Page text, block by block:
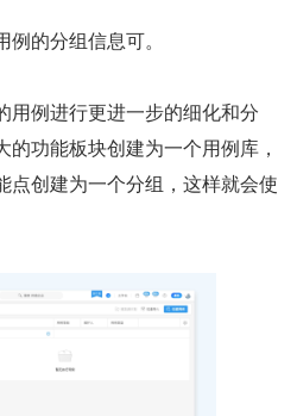
的分组信息可。
用例进行更进一步的细化和分
功能板块创建为一个用例库，
点创建为一个分组，这样就会使